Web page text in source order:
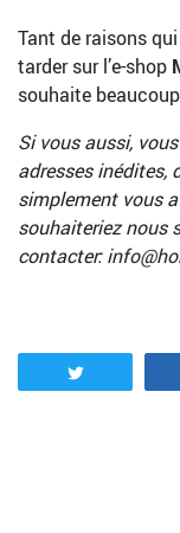
Tant de raisons
tarder sur l’e-shop
souhaite
Si vous aussi,
adresses inédites,
simplement vous
souhaiteriez nous
contacter: